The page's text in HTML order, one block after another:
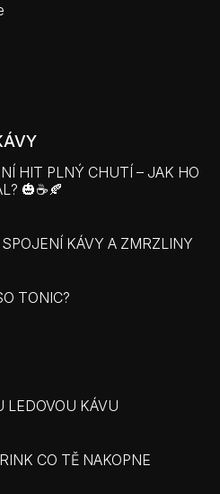
HIT PLNÝ CHUTÍ – JAK HO
🎃☕🍂
KÁVY A ZMRZLINY
TONIC?
LEDOVOU KÁVU
CO TĚ NAKOPNE